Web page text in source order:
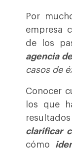
Por
empresa
de los
agencia
casos de
Conocer
los que
clarificar
cómo